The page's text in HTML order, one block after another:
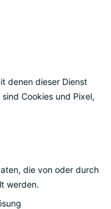
denen dieser Dienst
Cookies und Pixel,
die von oder durch
werden.